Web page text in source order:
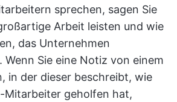
sprechen, sagen Sie
Arbeit leisten und wie
das Unternehmen
Sie eine Notiz von einem
in der dieser beschreibt, wie
Mitarbeiter geholfen hat,